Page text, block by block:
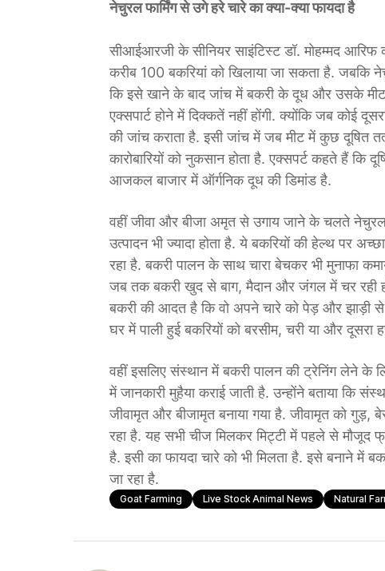
नेचुरल फार्मिंग से उगे हरे चारे का क्या-क्या फायदा है
सीआईआरजी के सीनियर साइंटिस्ट डॉ. मोहम्मद
करीब 100 बकरियां को खिलाया जा सकता है. जबकि
कि इसे खाने के बाद जांच में बकरी के दूध और उसके मीट
एक्सपार्ट होने में दिक्कतें नहीं होंगी. क्योंकि जब कोई
की जांच कराता है. इसी जांच में जब मीट में कुछ दूषित
कारोबारियों को नुकसान होता है. एक्सपर्ट कहते हैं
आजकल बाजार में ऑर्गनिक दूध की डिमांड है.
वहीं जीवा और बीजा अमृत से उगाय जाने के चलते नेचुरल
उत्पादन भी ज्यादा होता है. ये बकरियों की हेल्थ पर
रहा है. बकरी पालन के साथ चारा बेचकर भी मुनाफा
जब तक बकरी खुद से बाग, मैदान और जंगल में चर रही
बकरी की आदत है कि वो अपने चारे को पेड़ और झाड़ी
घर में पाली हुई बकरियों को बरसीम, चरी या और दूसरा
वहीं इसलिए संस्थान में बकरी पालन की ट्रेनिंग लेने के
में जानकारी मुहैया कराई जाती है. उन्होंने बताया कि
जीवामृत और बीजामृत बनाया गया है. जीवामृत को गुड़,
रहा है. यह सभी चीज मिलकर मिट्टी में पहले से मौजूद
है. इसी का फायदा चारे को भी मिलता है. इसे बनाने में
जा रहा है.
Goat Farming Live Stock Animal News Natural